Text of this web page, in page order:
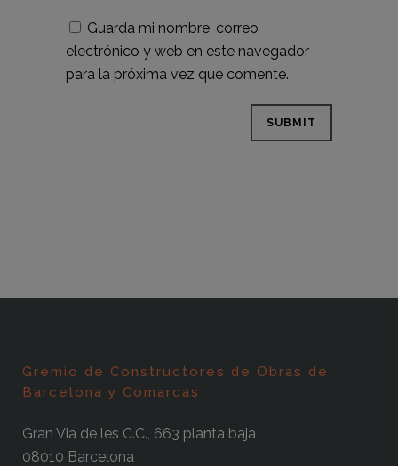
Guarda mi nombre, correo
electrónico y web en este navegador
para la próxima vez que comente.
Gremio de Constructores de Obras de
Barcelona y Comarcas
Gran Via de les C.C., 663 planta baja
08010 Barcelona